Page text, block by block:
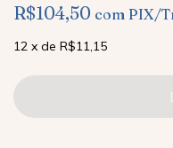
R$104,50 com PIX/
12 x de R$11,15